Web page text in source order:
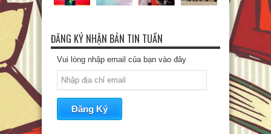
ĐĂNG KÝ NHẬN BẢN TIN TUẦN
Vui lòng nhập email của bạn vào đây